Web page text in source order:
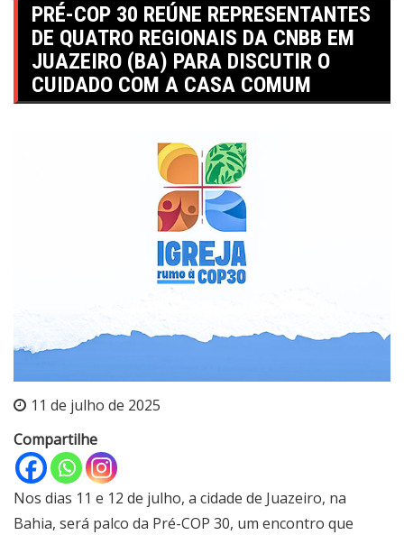
PRÉ-COP 30 REÚNE REPRESENTANTES
DE QUATRO REGIONAIS DA CNBB EM
JUAZEIRO (BA) PARA DISCUTIR O
CUIDADO COM A CASA COMUM
11 de julho de 2025
Compartilhe
Nos dias 11 e 12 de julho, a cidade de Juazeiro, na
Bahia, será palco da Pré-COP 30, um encontro que